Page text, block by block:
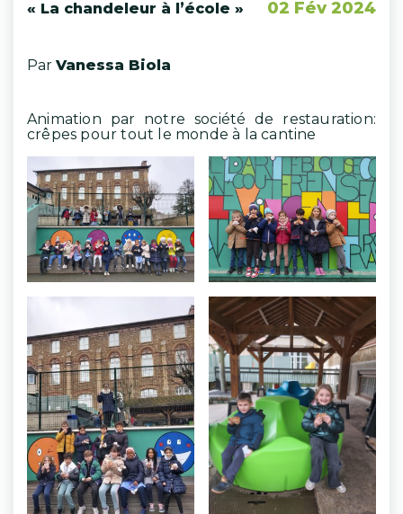
« La chandeleur à l’école » 02 Fév 2024
Par Vanessa Biola
Animation par notre société de restauration:
crêpes pour tout le monde à la cantine